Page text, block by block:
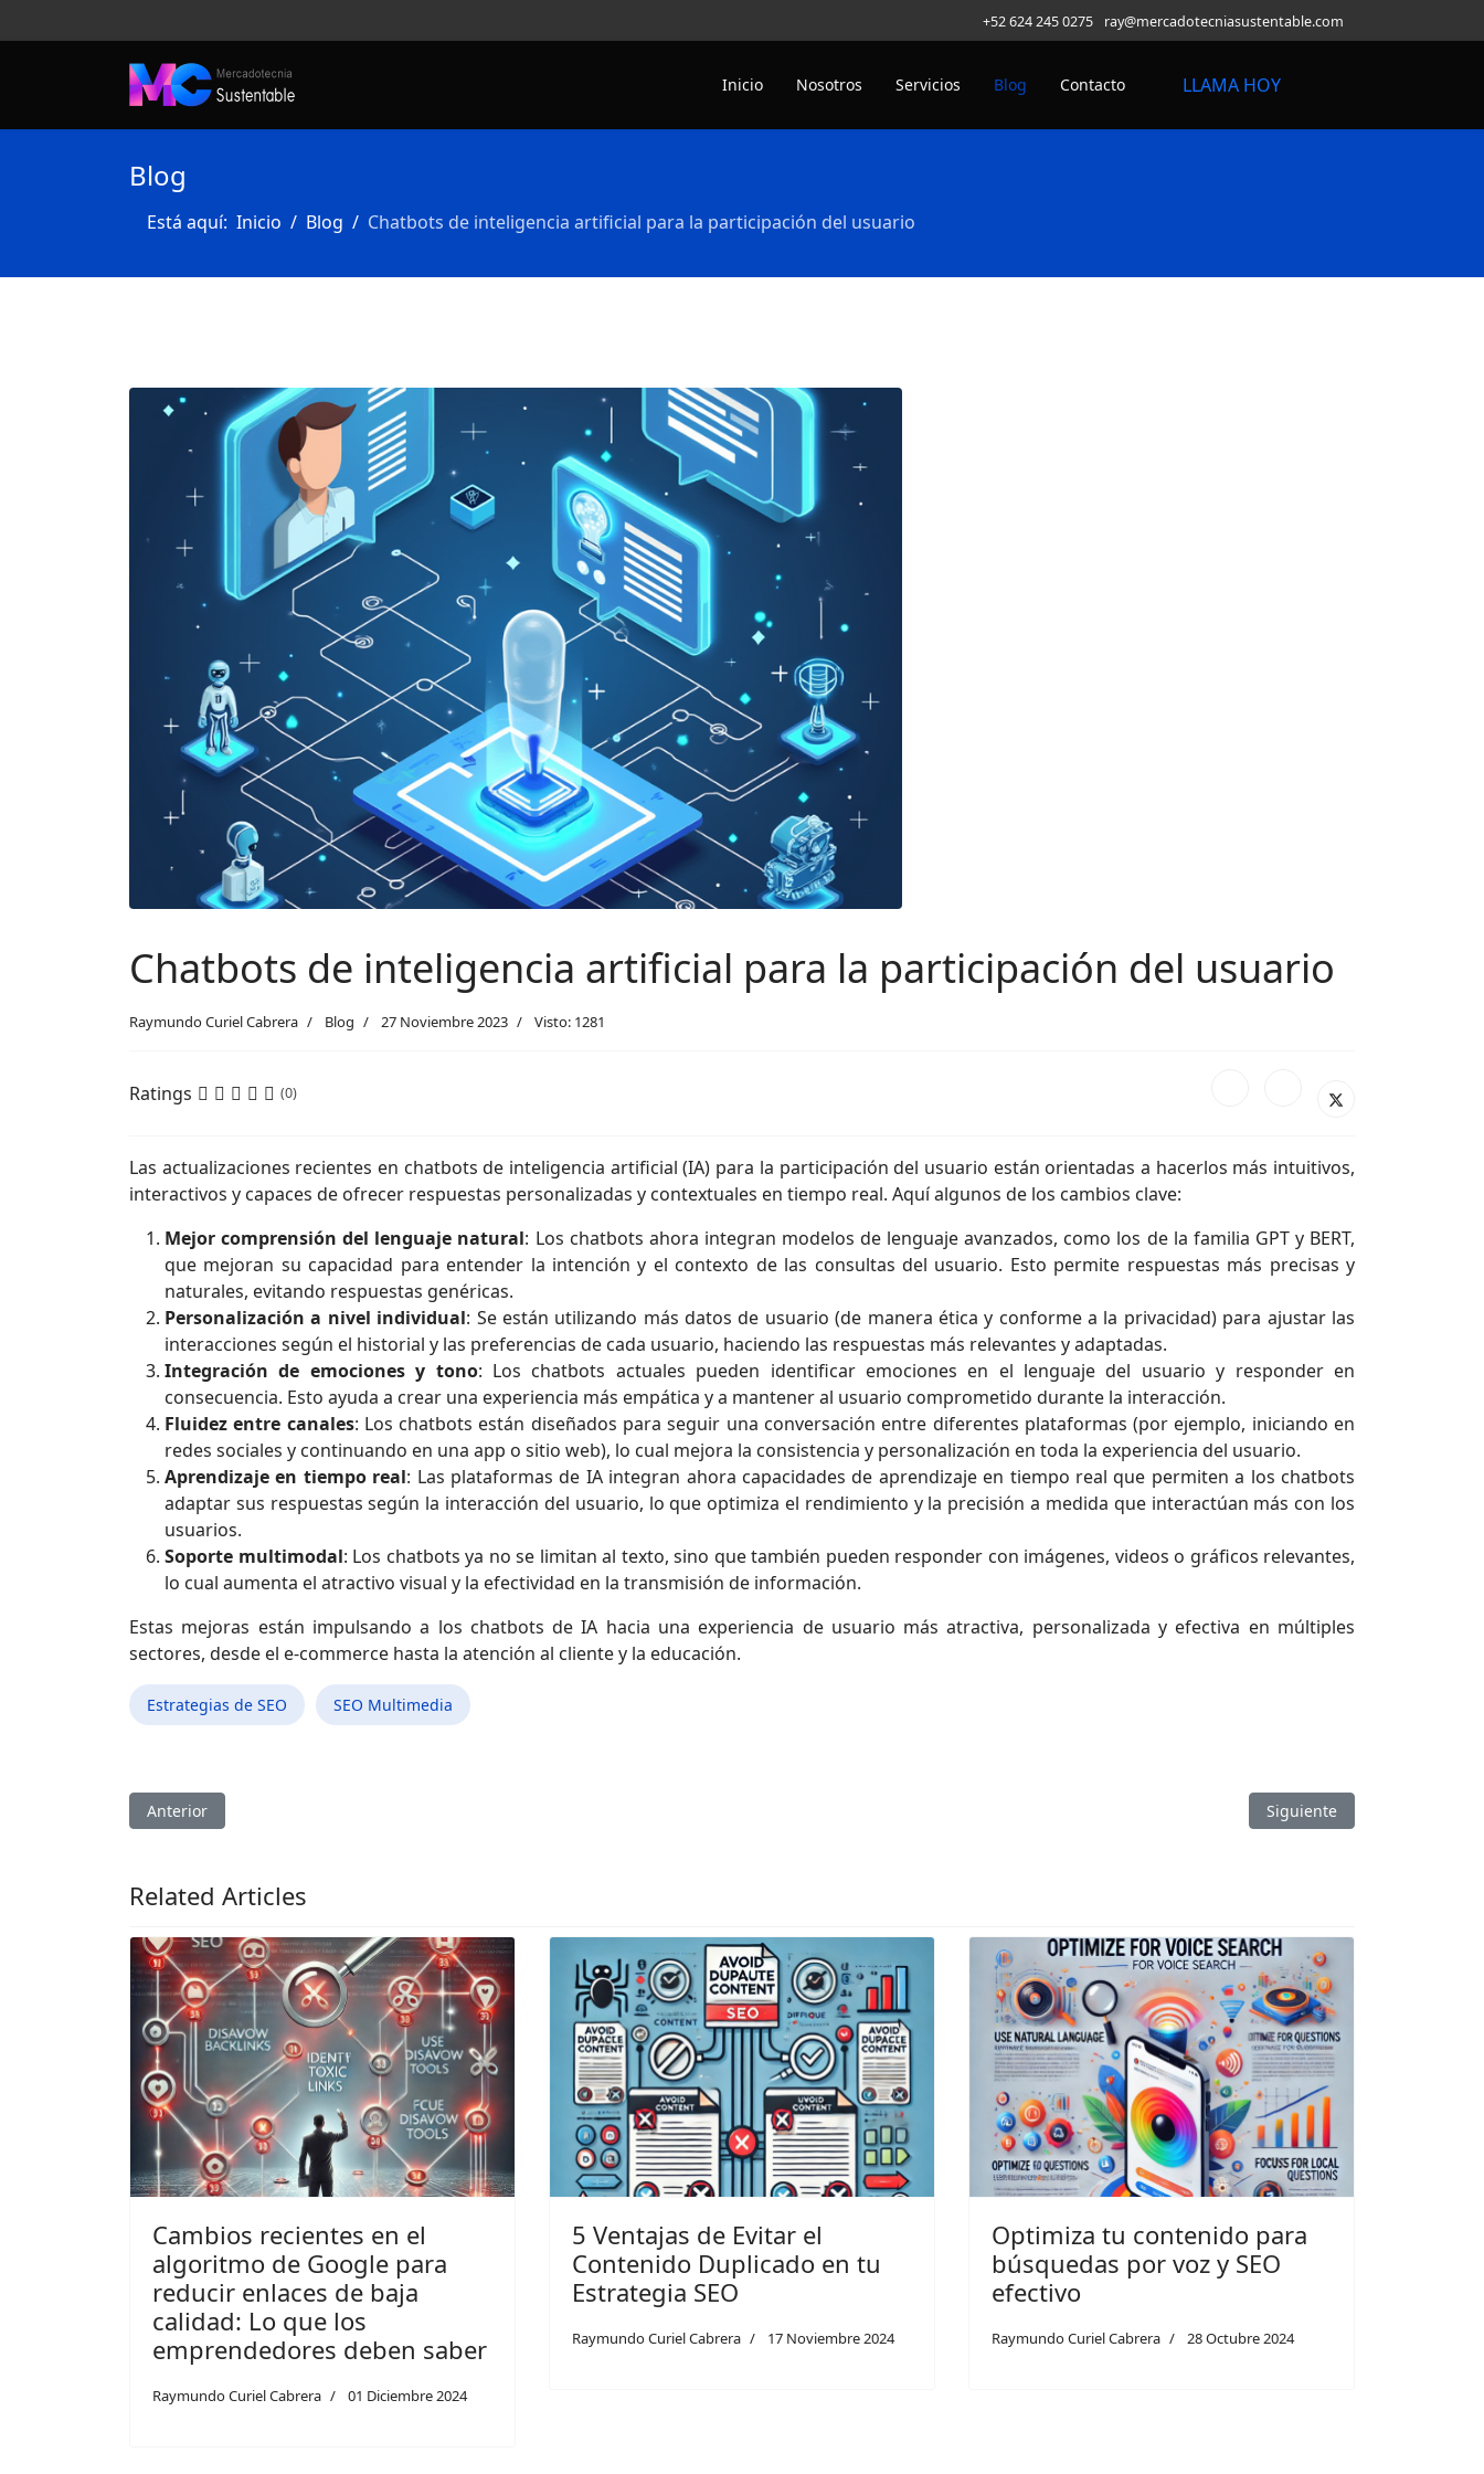
+52 624 245 0275 ray@mercadotecniasustentable.com
Inicio Nosotros Servicios Blog Contacto LLAMA HOY
Blog
Está aquí: Inicio Blog Chatbots de inteligencia artificial para la participación del usuario
Chatbots de inteligencia artificial para la participación del usuario
Raymundo Curiel Cabrera Blog 27 Noviembre 2023 Visto: 1281
Ratings (0)
Las actualizaciones recientes en chatbots de inteligencia artificial (IA) para la participación del usuario están orientadas a hacerlos más intuitivos,
interactivos y capaces de ofrecer respuestas personalizadas y contextuales en tiempo real. Aquí algunos de los cambios clave:
Mejor comprensión del lenguaje natural: Los chatbots ahora integran modelos de lenguaje avanzados, como los de la familia GPT y BERT,
que mejoran su capacidad para entender la intención y el contexto de las consultas del usuario. Esto permite respuestas más precisas y
naturales, evitando respuestas genéricas.
Personalización a nivel individual: Se están utilizando más datos de usuario (de manera ética y conforme a la privacidad) para ajustar las
interacciones según el historial y las preferencias de cada usuario, haciendo las respuestas más relevantes y adaptadas.
Integración de emociones y tono: Los chatbots actuales pueden identificar emociones en el lenguaje del usuario y responder en
consecuencia. Esto ayuda a crear una experiencia más empática y a mantener al usuario comprometido durante la interacción.
Fluidez entre canales: Los chatbots están diseñados para seguir una conversación entre diferentes plataformas (por ejemplo, iniciando en
redes sociales y continuando en una app o sitio web), lo cual mejora la consistencia y personalización en toda la experiencia del usuario.
Aprendizaje en tiempo real: Las plataformas de IA integran ahora capacidades de aprendizaje en tiempo real que permiten a los chatbots
adaptar sus respuestas según la interacción del usuario, lo que optimiza el rendimiento y la precisión a medida que interactúan más con los
usuarios.
Soporte multimodal: Los chatbots ya no se limitan al texto, sino que también pueden responder con imágenes, videos o gráficos relevantes,
lo cual aumenta el atractivo visual y la efectividad en la transmisión de información.
Estas mejoras están impulsando a los chatbots de IA hacia una experiencia de usuario más atractiva, personalizada y efectiva en múltiples
sectores, desde el e-commerce hasta la atención al cliente y la educación.
Estrategias de SEO SEO Multimedia
Artículo anterior: Contenido basado en intenciones
Anterior Artículo siguiente: Page
Siguiente
Related Articles
Cambios recientes en el
algoritmo de Google para
reducir enlaces de baja
calidad: Lo que los
emprendedores deben saber
Raymundo Curiel Cabrera 01 Diciembre 2024
5 Ventajas de Evitar el
Contenido Duplicado en tu
Estrategia SEO
Raymundo Curiel Cabrera 17 Noviembre 2024
Optimiza tu contenido para
búsquedas por voz y SEO
efectivo
Raymundo Curiel Cabrera 28 Octubre 2024